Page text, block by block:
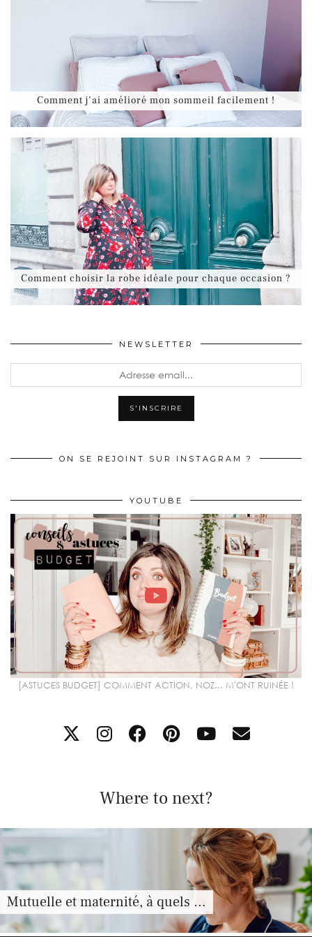
Comment j’ai amélioré mon sommeil facilement !
Comment choisir la robe idéale pour chaque occasion ?
NEWSLETTER
ON SE REJOINT SUR INSTAGRAM ?
YOUTUBE
[ASTUCES BUDGET] COMMENT ACTION, NOZ... M'ONT RUINÉE !
Where to next?
Mutuelle et maternité, à quels …